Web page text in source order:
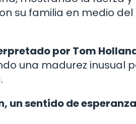
su familia en medio del
por Tom
una madurez inusual
un sentido de